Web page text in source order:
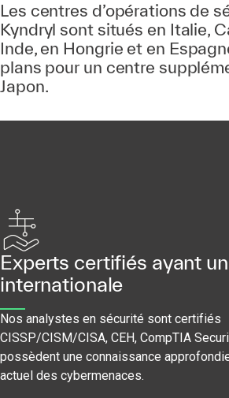
Les centres d’opérations de
Kyndryl sont situés en Italie,
Inde, en Hongrie et en
plans pour un centre
Japon.
Experts certifiés ayant
internationale
Nos analystes en sécurité sont certifiés
CISSP/CISM/CISA, CEH, CompTIA
possèdent une connaissance
actuel des cybermenaces.